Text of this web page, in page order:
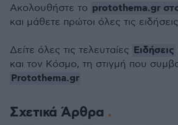
Σχετικά Άρθρα
Ακολουθήστε το protothema.gr
και μάθετε πρώτοι όλες τις ειδήσεις
Δείτε όλες τις τελευταίες Ειδήσεις
και τον Κόσμο, τη στιγμή που
Protothema.gr